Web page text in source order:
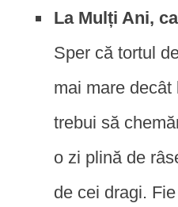
La Mulți Ani,
Sper că tortul
mai mare
trebui să
o zi plină de
de cei dragi.